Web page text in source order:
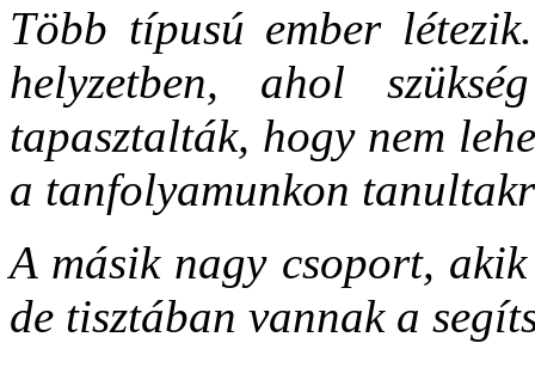
Több típusú ember
helyzetben, ahol
tapasztalták, hogy nem
a tanfolyamunkon
A másik nagy csoport,
de tisztában vannak a